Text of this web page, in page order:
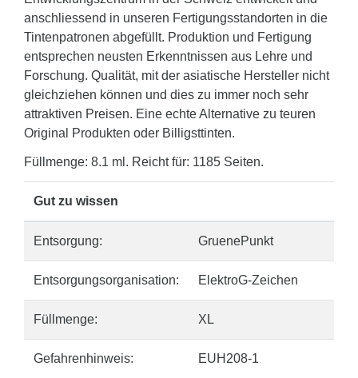
anschliessend in unseren Fertigungsstandorten in die
Tintenpatronen abgefüllt. Produktion und Fertigung
entsprechen neusten Erkenntnissen aus Lehre und
Forschung. Qualität, mit der asiatische Hersteller nicht
gleichziehen können und dies zu immer noch sehr
attraktiven Preisen. Eine echte Alternative zu teuren
Original Produkten oder Billigsttinten.
Füllmenge: 8.1 ml. Reicht für: 1185 Seiten.
Gut zu wissen
Entsorgung: GruenePunkt
Entsorgungsorganisation: ElektroG-Zeichen
Füllmenge: XL
Gefahrenhinweis: EUH208-1